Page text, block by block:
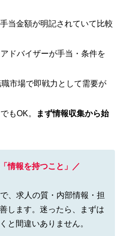
当金額が明記されていて比較
ドバイザーが手当・条件を
市場で即戦力として需要が
もOK。
まず情報収集から始
情報を持つこと」／
、求人の質・内部情報・担
します。迷ったら、まずは
と間違いありません。